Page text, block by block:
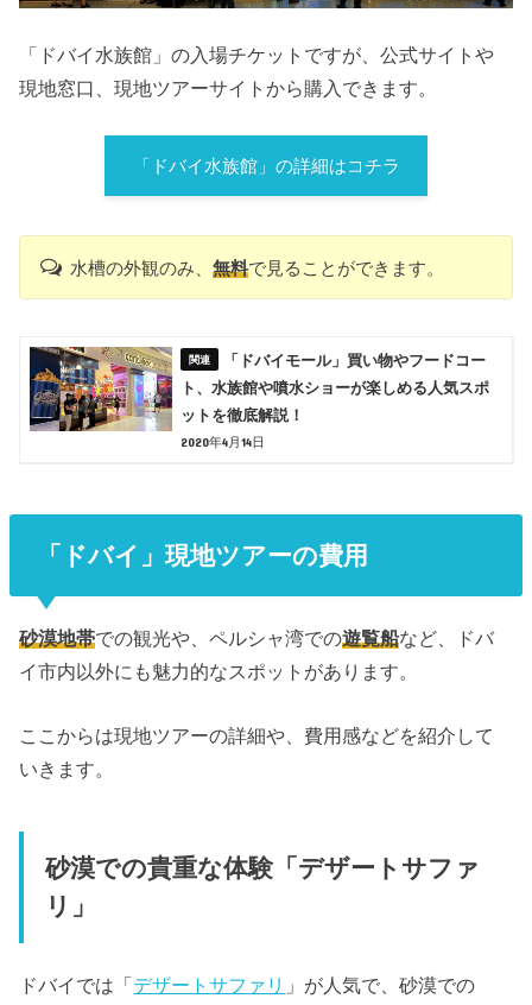
「ドバイ水族館」の入場チケットですが、公式サイトや
現地窓口、現地ツアーサイトから購入できます。
「ドバイ水族館」の詳細はコチラ
水槽の外観のみ、 無料で見ることができます。
「ドバイモール」買い物やフードコー
ト、水族館や噴水ショーが楽しめる人気スポ
ットを徹底解説！
2020年4月14日
「ドバイ」現地ツアーの費用
砂漠地帯での観光や、ペルシャ湾での遊覧船など、ドバ
イ市内以外にも魅力的なスポットがあります。
ここからは現地ツアーの詳細や、費用感などを紹介して
いきます。
砂漠での貴重な体験「デザートサファ
リ」
ドバイでは「デザートサファリ 」が人気で、砂漠での